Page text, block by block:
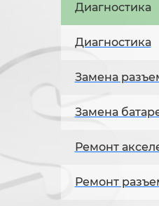
Диагностика
Диагностика
Замена
Замена
Ремонт
Ремонт